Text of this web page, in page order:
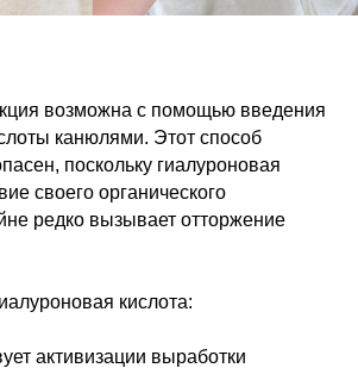
возможна с помощью введения
канюлями. Этот способ
поскольку гиалуроновая
своего органического
редко вызывает отторжение
кислота:
активизации выработки